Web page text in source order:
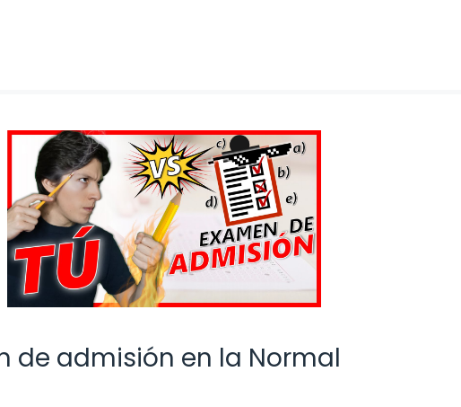
de admisión en la Normal